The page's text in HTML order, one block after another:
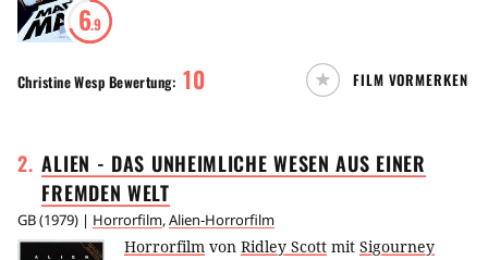
6.9
Christine Wesp Bewertung: 10 FILM VORMERKEN
2. ALIEN - DAS UNHEIMLICHE WESEN AUS EINER
FREMDENWELT
GB(1979) | Horrorfilm,Alien-Horrorfilm
Horrorfilm von Ridley Scott mit Sigourney